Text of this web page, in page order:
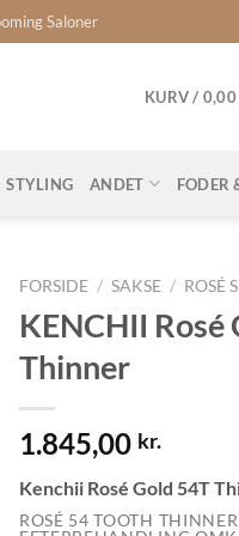
Saloner
KURV / 0,00
STYLING ANDET FODER
FORSIDE / SAKSE / ROSÉ
KENCHII Rosé
Thinner
1.845,00 kr.
Kenchii Rosé Gold 54T
ROSÉ 54 TOOTH THINNER